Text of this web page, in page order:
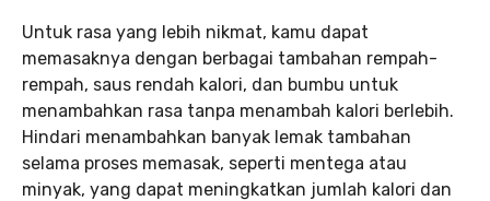
Untuk rasa yang lebih nikmat, kamu dapat
memasaknya dengan berbagai tambahan rempah-
rempah, saus rendah kalori, dan bumbu untuk
menambahkan rasa tanpa menambah kalori berlebih.
Hindari menambahkan banyak lemak tambahan
selama proses memasak, seperti mentega atau
minyak, yang dapat meningkatkan jumlah kalori dan